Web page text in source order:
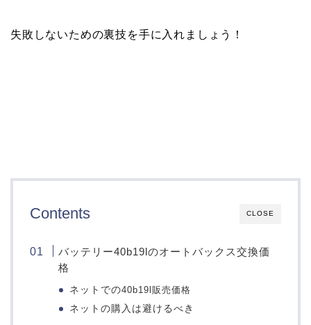
失敗しないための裏技を手に入れましょう！
CLOSE
Contents
バッテリー40b19lのオートバックス交換価
格
ネットでの40b19l販売価格
ネットの購入は避けるべき